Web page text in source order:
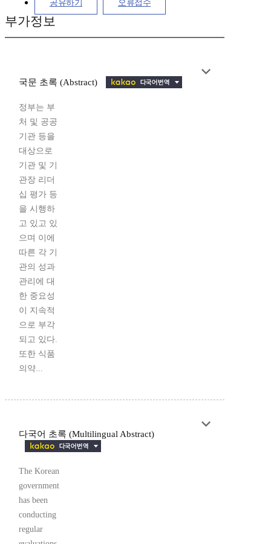
공유하기 오류접수
부가정보
국문 초록 (Abstract)
정부는 부
처 및 공공
기관 등을
대상으로
기관 및 기
관장 리더
십 평가 등
을 시행하
고 있고 있
으며 이에
따른 각 기
관의 성과
관리에 대
한 중요성
이 지속적
으로 부각
되고 있다.
또한 식품
의약...
다국어 초록 (Multilingual Abstract)
The Korean
government
has been
conducting
regular